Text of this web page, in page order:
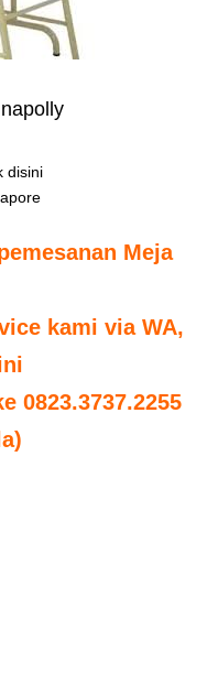
disini
Meja
kami via WA,
0823.3737.2255